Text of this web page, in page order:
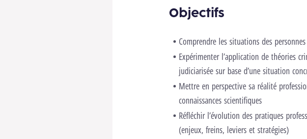
Objectifs
Comprendre les situations des
Expérimenter l’application de théories
judiciarisée sur base d’une situation
Mettre en perspective sa réalité
connaissances scientifiques
Réfléchir l’évolution des pratiques
(enjeux, freins, leviers et stratégies)